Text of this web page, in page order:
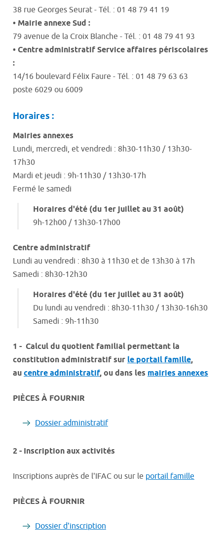
38 rue Georges Seurat - Tél. : 01 48 79 41 19
• Mairie annexe Sud :
79 avenue de la Croix Blanche - Tél. : 01 48 79 41 93
• Centre administratif Service affaires périscolaires
:
14/16 boulevard Félix Faure - Tél. : 01 48 79 63 63
poste 6029 ou 6009
Horaires :
Mairies annexes
Lundi, mercredi, et vendredi : 8h30-11h30 / 13h30-
17h30
Mardi et jeudi : 9h-11h30 / 13h30-17h
Fermé le samedi
Horaires d'été (du 1er juillet au 31 août)
9h-12h00 / 13h30-17h00
Centre administratif
Lundi au vendredi : 8h30 à 11h30 et de 13h30 à 17h
Samedi : 8h30-12h30
Horaires d'été (du 1er juillet au 31 août)
Du lundi au vendredi : 8h30-11h30 / 13h30-16h30
Samedi : 9h-11h30
1 - Calcul du quotient familial permettant la
constitution administratif sur le portail famille,
aucentre administratif, ou dans les mairies annexes
PIÈCES À FOURNIR
Dossier administratif
2 - Inscription aux activités
Inscriptions auprès de l'IFAC ou sur le portail famille
PIÈCES À FOURNIR
Dossier d'inscription